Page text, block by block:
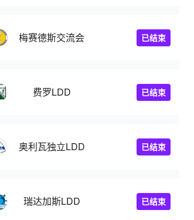
梅赛德斯交流会 已结束
费罗LDD 已结束
奥利瓦独立LDD 已结束
瑞达加斯LDD 已结束